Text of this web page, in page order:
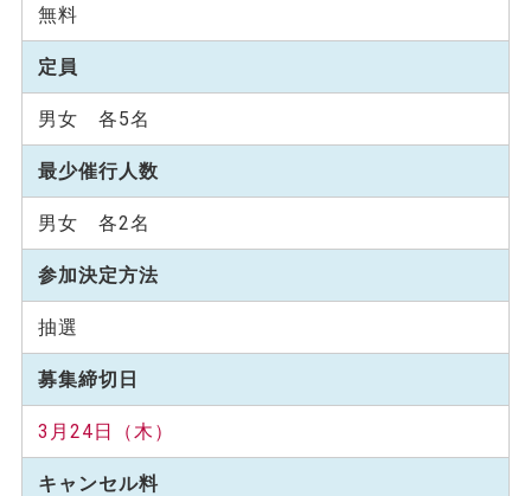
無料
定員
男女 各5名
最少催行人数
男女 各2名
参加決定方法
抽選
募集締切日
3月24日（木）
キャンセル料